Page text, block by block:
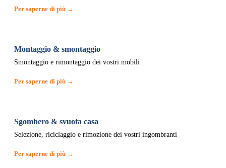
Per saperne di più →
Montaggio & smontaggio
Smontaggio e rimontaggio dei vostri mobili
Per saperne di più →
Sgombero & svuota casa
Selezione, riciclaggio e rimozione dei vostri ingombranti
Per saperne di più →